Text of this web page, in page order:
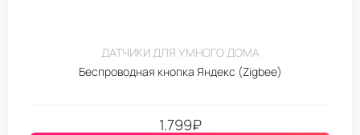
ДАТЧИКИ ДЛЯ УМНОГО ДОМА
Беспроводная кнопка Яндекс (Zigbee)
1.799₽